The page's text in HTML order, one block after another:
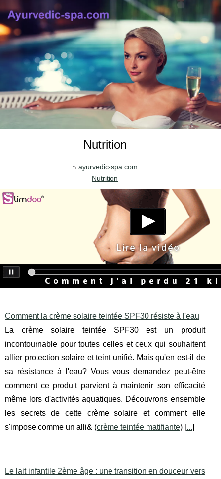
Nutrition
ayurvedic-spa.com
Nutrition
Comment la crème solaire teintée SPF30 résiste à l'eau
La crème solaire teintée SPF30 est un produit
incontournable pour toutes celles et ceux qui souhaitent
allier protection solaire et teint unifié. Mais qu'en est-il de
sa résistance à l'eau? Vous vous demandez peut-être
comment ce produit parvient à maintenir son efficacité
même lors d'activités aquatiques. Découvrons ensemble
les secrets de cette crème solaire et comment elle
s'impose comme un alli& (crème teintée matifiante) [...]
Le lait infantile 2ème âge : une transition en douceur vers